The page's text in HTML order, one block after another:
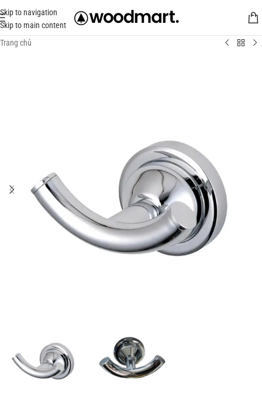
Skip to navigation
Skip to main content
Trang chủ